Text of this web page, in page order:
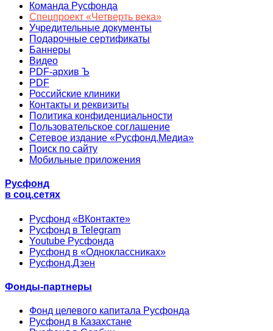
Команда Русфонда
Спецпроект «Четверть века»
Учредительные документы
Подарочные сертификаты
Баннеры
Видео
PDF-архив Ъ
PDF
Российские клиники
Контакты и реквизиты
Политика конфиденциальности
Пользовательское соглашение
Сетевое издание «Русфонд.Медиа»
Поиск по сайту
Мобильные приложения
Русфонд
в соц.сетях
Русфонд «ВКонтакте»
Русфонд в Telegram
Youtube Русфонда
Русфонд в «Одноклассниках»
Русфонд.Дзен
Фонды-партнеры
Фонд целевого капитала Русфонда
Русфонд в Казахстане